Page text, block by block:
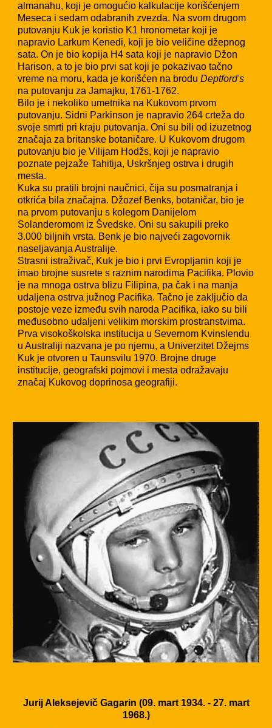
almanahu, koji je omogućio kalkulacije korišćenjem
Meseca i sedam odabranih zvezda. Na svom drugom
putovanju Kuk je koristio K1 hronometar koji je
napravio Larkum Kenedi, koji je bio veličine džepnog
sata. On je bio kopija H4 sata koji je napravio Džon
Harison, a to je bio prvi sat koji je pokazivao tačno
vreme na moru, kada je korišćen na broduDeptford's
na putovanju za Jamajku, 1761-1762.
Bilo je i nekoliko umetnika na Kukovom prvom
putovanju. Sidni Parkinson je napravio 264 crteža do
svoje smrti pri kraju putovanja. Oni su bili od izuzetnog
značaja za britanske botaničare. U Kukovom drugom
putovanju bio je Vilijam Hodžs, koji je napravio
poznate pejzaže Tahitija, Uskršnjeg ostrva i drugih
mesta.
Kuka su pratili brojni naučnici, čija su posmatranja i
otkrića bila značajna. Džozef Benks, botaničar, bio je
na prvom putovanju s kolegom Danijelom
Solanderomom iz Švedske. Oni su sakupili preko
3.000 biljnih vrsta. Benk je bio najveći zagovornik
naseljavanja Australije.
Strasni istraživač, Kuk je bio i prvi Evropljanin koji je
imao brojne susrete s raznim narodima Pacifika. Plovio
je na mnoga ostrva blizu Filipina, pa čak i na manja
udaljena ostrva južnog Pacifika. Tačno je zaključio da
postoje veze između svih naroda Pacifika, iako su bili
međusobno udaljeni velikim morskim prostranstvima.
Prva visokoškolska institucija u Severnom Kvinslendu
u Australiji nazvana je po njemu, a Univerzitet Džejms
Kuk je otvoren u Taunsvilu 1970. Brojne druge
institucije, geografski pojmovi i mesta odražavaju
značaj Kukovog doprinosa geografiji.
Jurij Aleksejevič Gagarin (09. mart 1934. - 27. mart
1968.)